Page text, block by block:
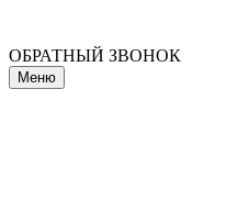
ОБРАТНЫЙ ЗВОНОК
Меню